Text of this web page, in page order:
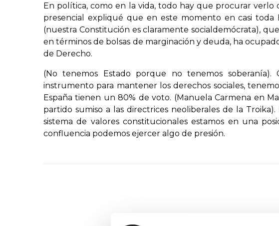
En política, como en la vida, todo hay que procurar
presencial expliqué que en este momento en casi toda
(nuestra Constitución es claramente socialdemócrata),
en términos de bolsas de marginación y deuda, ha
de Derecho.
(No tenemos Estado porque no tenemos
instrumento para mantener los derechos sociales,
España tienen un 80% de voto. (Manuela Carmena en
partido sumiso a las directrices neoliberales de la
sistema de valores constitucionales estamos en una
confluencia podemos ejercer algo de presión.